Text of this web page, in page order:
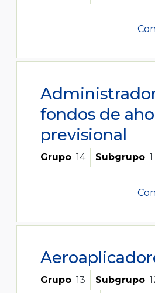
fondos de
previsional
Grupo 14 Subgrupo 1
Grupo 13 Subgrupo